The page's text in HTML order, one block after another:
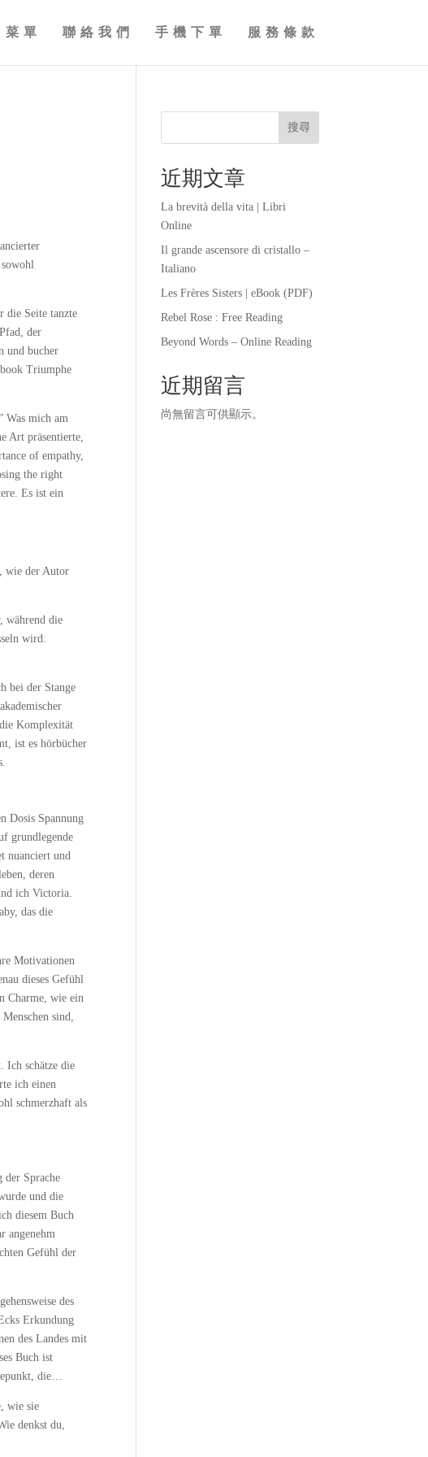
菜單 聯絡我們 手機下單 服務條款
die Seite tanzte
der
und bucher
Triumphe
Was mich am
Art präsentierte,
of empathy,
the right
Es ist ein
wie der Autor
während die
wird.
bei der Stange
Komplexität
ist es hörbücher
Dosis Spannung
grundlegende
nuanciert und
deren
ich Victoria.
das die
Motivationen
dieses Gefühl
Charme, wie ein
sind,
Ich schätze die
ich einen
schmerzhaft als
der Sprache
und die
diesem Buch
angenehm
Gefühl der
des
Erkundung
des Landes mit
Buch ist
die…
wie sie
denkst du,
搜尋
近期文章
La brevità della vita | Libri
Online
Il grande ascensore di cristallo –
Italiano
Les Frères Sisters | eBook (PDF)
Rebel Rose : Free Reading
Beyond Words – Online Reading
近期留言
尚無留言可供顯示。